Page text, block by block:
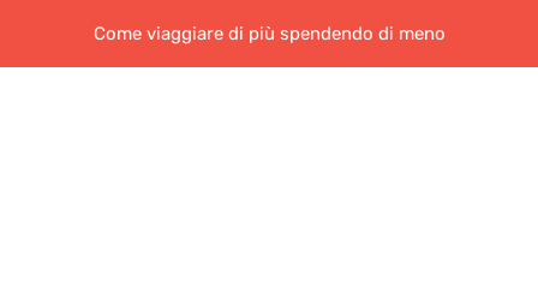
Come viaggiare di più spendendo di meno